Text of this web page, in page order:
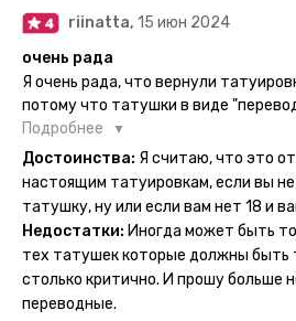
сразу же проявился. На
носится дольше, поэтому нужно
её стоит наносить. Когда рисунок
водой спокойно можно убрать
riinatta, 15 июн 2024
очень рада
Я очень рада, что вернули
потому что татушки в виде
просто не "усиживались", не те
вообще слазили, вот недавно
через сутки проявился и все ещё
потому что у меня ещё очень много
татуировок(
Подробнее
Достоинства: Я считаю, что это
настоящим татуировкам, если вы
татушку, ну или если вам нет 18 и
Недостатки: Иногда может быть
тех татушек которые должны быть
столько критично. И прошу больше
переводные.